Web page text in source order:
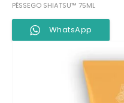
PÊSSEGO SHIATSU™ 75ML
WhatsApp